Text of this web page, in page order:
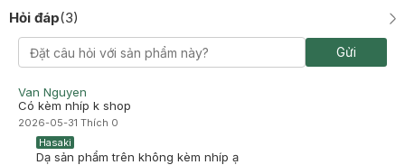
Hỏi đáp(3)
Gửi
Van Nguyen
Có kèm nhíp k shop
2026-05-31 Thích 0
Hasaki
Dạ sản phẩm trên không kèm nhíp ạ